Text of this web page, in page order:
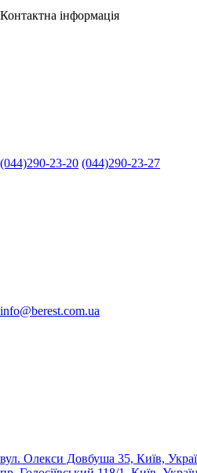
Контактна інформація
(044)290-23-20 (044)290-23-27
info@berest.com.ua
вул. Олекси Довбуша 35, Київ,